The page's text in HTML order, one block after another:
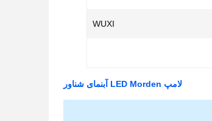
WUXI
لامپ LED Morden آبنمای شناور